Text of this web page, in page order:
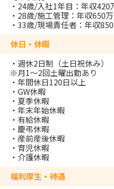
・24歳/入社1年目：年収420
・28歳/施工管理：年収650
・33歳/現場責任者：年収
休日・休暇
・週休2日制（土日祝休み）
※月1〜2回土曜出勤あり
・年間休日120日以上
・GW休暇
・夏季休暇
・年末年始休暇
・有給休暇
・慶弔休暇
・産前産後休暇
・育児休暇
・介護休暇
福利厚生・待遇